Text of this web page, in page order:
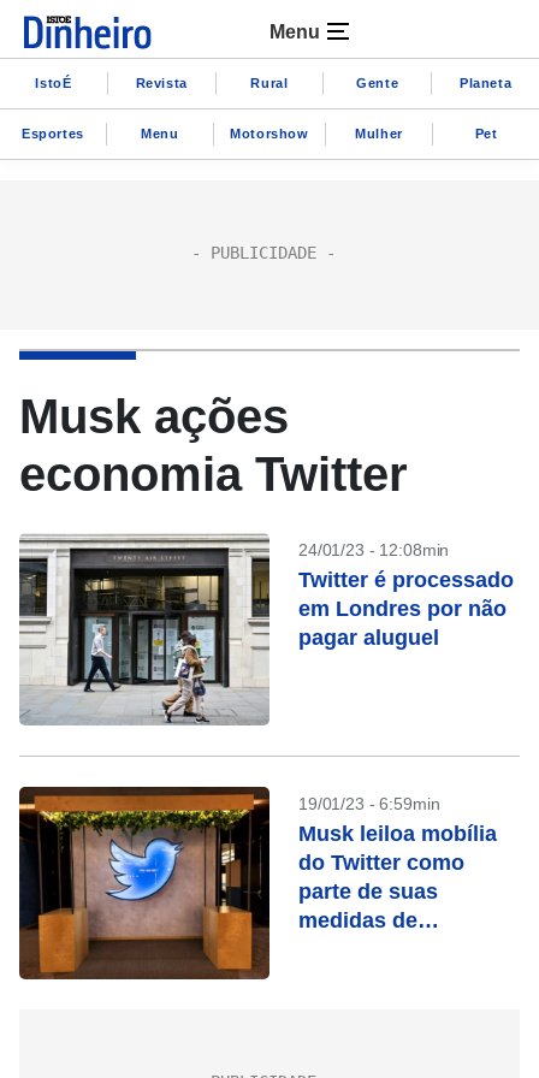
Menu
IstoÉ Revista Rural Gente Planeta
Esportes Menu Motorshow Mulher Pet
Musk ações
economia Twitter
24/01/23 - 12:08min
Twitter é processado
em Londres por não
pagar aluguel
19/01/23 - 6:59min
Musk leiloa mobília
do Twitter como
parte de suas
medidas de